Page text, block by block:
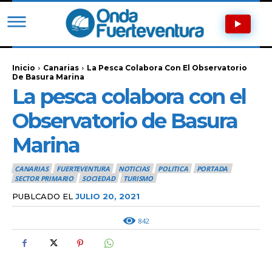
Inicio Canarias
La Pesca Colabora Con El Observatorio
De Basura Marina
La pesca colabora con el
Observatorio de Basura
Marina
CANARIAS FUERTEVENTURA NOTICIAS POLITICA
PORTADA
SECTOR PRIMARIO
SOCIEDAD TURISMO
PUBLCADO EL JULIO 20, 2021
842